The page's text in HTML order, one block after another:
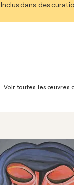
Inclus dans des
Voir toutes les œuvres